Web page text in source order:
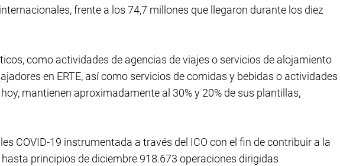
frente a los 74,7 millones que llegaron durante los diez
como actividades de agencias de viajes o servicios de alojamiento
en ERTE, así como servicios de comidas y bebidas o actividades
mantienen aproximadamente al 30% y 20% de sus plantillas,
COVID-19 instrumentada a través del ICO con el fin de contribuir a la
principios de diciembre 918.673 operaciones dirigidas